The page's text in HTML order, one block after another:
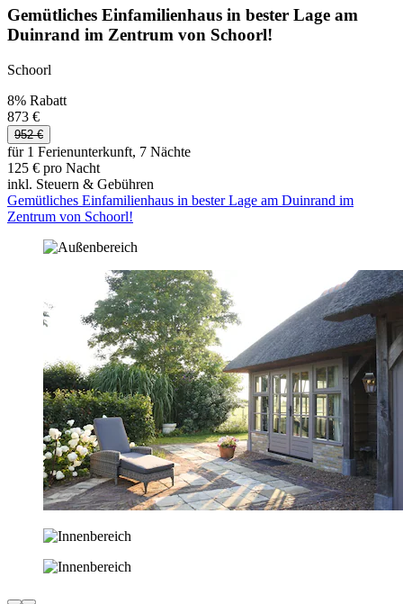
Gemütliches Einfamilienhaus in bester Lage am
Duinrand im Zentrum von Schoorl!
Schoorl
8% Rabatt
873 €
952 €
für 1 Ferienunterkunft, 7 Nächte
125 € pro Nacht
inkl. Steuern & Gebühren
Gemütliches Einfamilienhaus in bester Lage am Duinrand im
Zentrum von Schoorl!